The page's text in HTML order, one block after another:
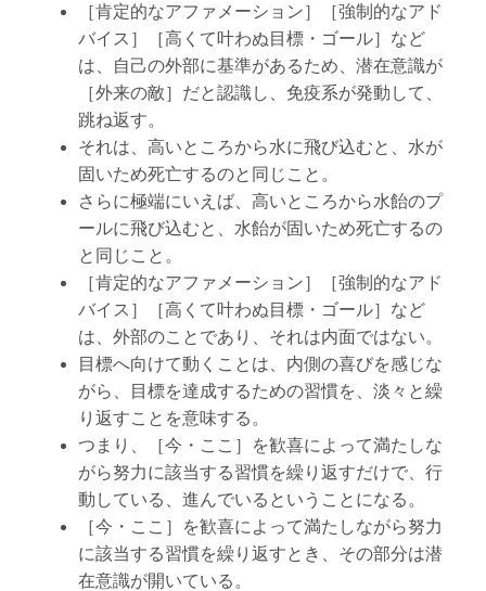
［肯定的なアファメーション］［強制的なアド
バイス］［高くて叶わぬ目標・ゴール］など
は、自己の外部に基準があるため、潜在意識が
［外来の敵］だと認識し、免疫系が発動して、
跳ね返す。
それは、高いところから水に飛び込むと、水が
固いため死亡するのと同じこと。
さらに極端にいえば、高いところから水飴のプ
ールに飛び込むと、水飴が固いため死亡するの
と同じこと。
［肯定的なアファメーション］［強制的なアド
バイス］［高くて叶わぬ目標・ゴール］など
は、外部のことであり、それは内面ではない。
目標へ向けて動くことは、内側の喜びを感じな
がら、目標を達成するための習慣を、淡々と繰
り返すことを意味する。
つまり、［今・ここ］を歓喜によって満たしな
がら努力に該当する習慣を繰り返すだけで、行
動している、進んでいるということになる。
［今・ここ］を歓喜によって満たしながら努力
に該当する習慣を繰り返すとき、その部分は潜
在意識が開いている。